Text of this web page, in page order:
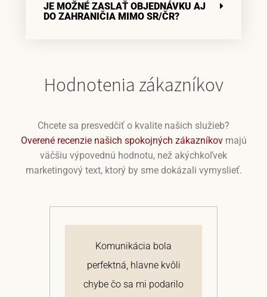
JE MOŽNÉ ZASLAŤ OBJEDNÁVKU AJ
DO ZAHRANIČIA MIMO SR/ČR?
Hodnotenia zákazníkov
Chcete sa presvedčiť o kvalite našich služieb?
Overené recenzie našich spokojných zákazníkovmajú
väčšiu výpovednú hodnotu, než akýchkoľvek
marketingový text, ktorý by sme dokázali vymyslieť.
Komunikácia bola
perfektná, hlavne kvôli
chybe čo sa mi podarilo